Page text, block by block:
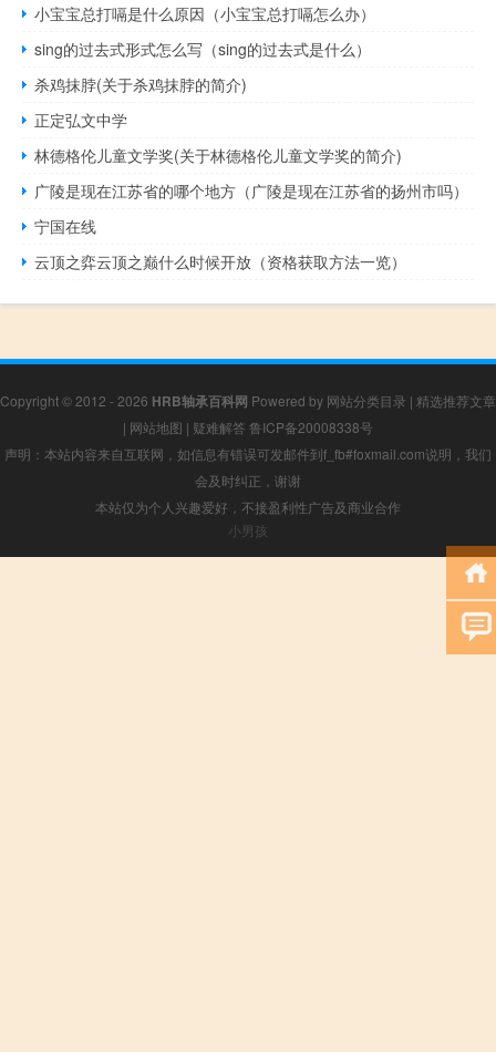
小宝宝总打嗝是什么原因（小宝宝总打嗝怎么办）
sing的过去式形式怎么写（sing的过去式是什么）
杀鸡抹脖(关于杀鸡抹脖的简介)
正定弘文中学
林德格伦儿童文学奖(关于林德格伦儿童文学奖的简介)
广陵是现在江苏省的哪个地方（广陵是现在江苏省的扬州市吗）
宁国在线
云顶之弈云顶之巅什么时候开放（资格获取方法一览）
Copyright © 2012 - 2026 HRB轴承百科网 Powered by 网站分类目录 | 精选推荐文章
| 网站地图 | 疑难解答 鲁ICP备20008338号
声明：本站内容来自互联网，如信息有错误可发邮件到f_fb#foxmail.com说明，我们
会及时纠正，谢谢
本站仅为个人兴趣爱好，不接盈利性广告及商业合作
小男孩